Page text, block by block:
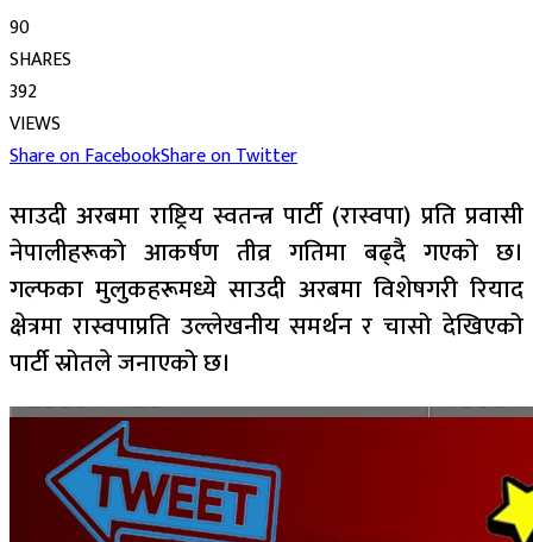
90
SHARES
392
VIEWS
Share on FacebookShare on Twitter
साउदी अरबमा राष्ट्रिय स्वतन्त्र पार्टी (रास्वपा) प्रति प्रवासी
नेपालीहरूको आकर्षण तीव्र गतिमा बढ्दै गएको छ।
गल्फका मुलुकहरूमध्ये साउदी अरबमा विशेषगरी रियाद
क्षेत्रमा रास्वपाप्रति उल्लेखनीय समर्थन र चासो देखिएको
पार्टी स्रोतले जनाएको छ।